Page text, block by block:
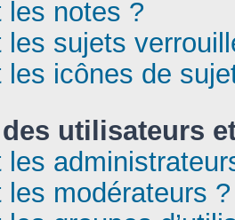
les notes ?
les sujets
les icônes de
utilisateurs
les
les modérateurs ?